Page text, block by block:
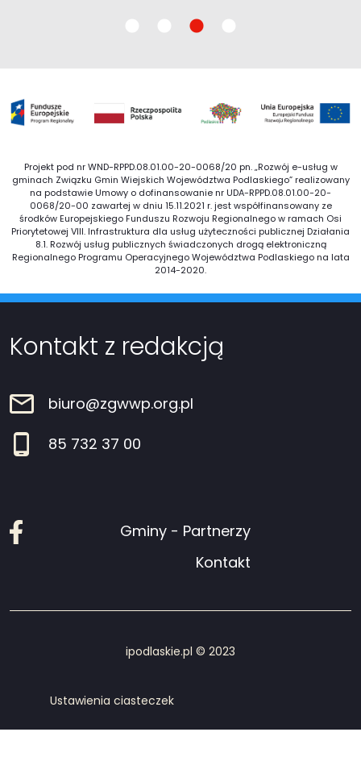
Projekt pod nr WND-RPPD.08.01.00-20-0068/20 pn. „Rozwój e-usług w
gminach Związku Gmin Wiejskich Województwa Podlaskiego” realizowany
na podstawie Umowy o dofinansowanie nr UDA-RPPD.08.01.00-20-
0068/20-00 zawartej w dniu 15.11.2021 r. jest współfinansowany ze
środków Europejskiego Funduszu Rozwoju Regionalnego w ramach Osi
Priorytetowej VIII. Infrastruktura dla usług użyteczności publicznej Działania
8.1. Rozwój usług publicznych świadczonych drogą elektroniczną
Regionalnego Programu Operacyjnego Województwa Podlaskiego na lata
2014-2020.
Kontakt z redakcją
biuro@zgwwp.org.pl
85 732 37 00
Facebook
Gminy - Partnerzy
Kontakt
ipodlaskie.pl © 2023
Ustawienia ciasteczek